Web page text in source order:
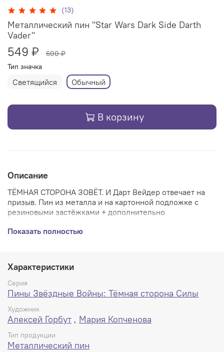
(13)
Металлический пин "Star Wars Dark Side Darth
Vader"
549 ₽
600 ₽
Тип значка
Светящийся Обычный
В корзину
Описание
ТЁМНАЯ СТОРОНА ЗОВЁТ. И Дарт Вейдер отвечает на
призыв. Пин из металла и на картонной подложке с
резиновыми застёжками + дополнительно
Показать полностью
Характеристики
Серия
Пины Звёздные Войны: Тёмная сторона Силы
Художник
Алексей Горбут , Мария Копченова
Тип продукции
Металлический пин